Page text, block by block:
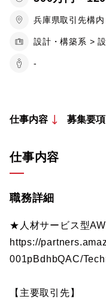
兵庫県取引先構内
設計・構築系 >
-
仕事内容 募集要項
仕事内容
職務詳細
★人材サービス型
https://
001pBdhbQAC/
【主要取引先】